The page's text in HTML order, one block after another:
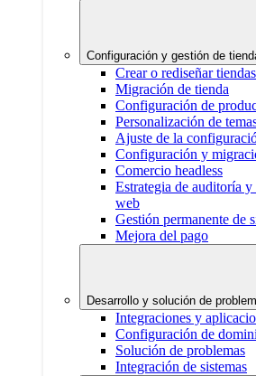
Configuración y gestión de
Crear o rediseñar tiendas
Migración de tienda
Configuración de
Personalización de
Ajuste de la
Configuración y
Comercio headless
Estrategia de auditoría
web
Gestión permanente de
Mejora del pago
Desarrollo y solución de
Integraciones y
Configuración de
Solución de problemas
Integración de sistemas